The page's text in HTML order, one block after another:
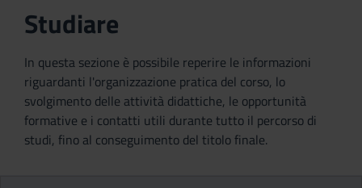
Studiare
In questa sezione è possibile reperire le informazioni
riguardanti l'organizzazione pratica del corso, lo
svolgimento delle attività didattiche, le opportunità
formative e i contatti utili durante tutto il percorso di
studi, fino al conseguimento del titolo finale.